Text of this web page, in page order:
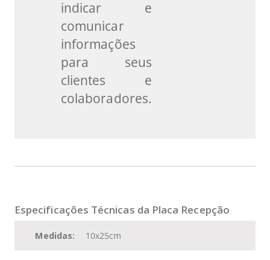
indicar e
comunicar
informações
para seus
clientes e
colaboradores.
Especificações Técnicas da Placa Recepção
Medidas: 10x25cm